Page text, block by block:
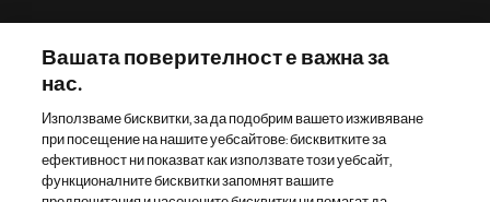
Други сайтове на Новартис
Footer Site Search
Вашата поверителност е важна за
нас.
Използваме бисквитки, за да подобрим вашето изживяване
при посещение на нашите уебсайтове: бисквитките за
ефективност ни показват как използвате този уебсайт,
функционалните бисквитки запомнят вашите